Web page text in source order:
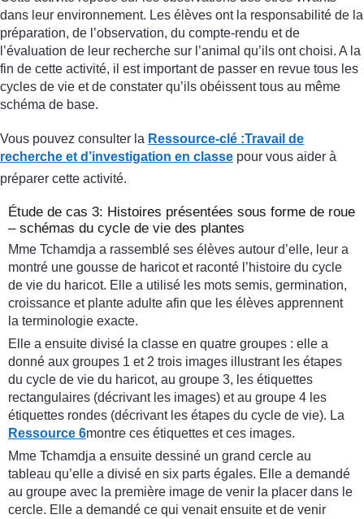
dans leur environnement. Les élèves ont la responsabilité de la
préparation, de l’observation, du compte-rendu et de
l’évaluation de leur recherche sur l’animal qu’ils ont choisi. A la
fin de cette activité, il est important de passer en revue tous les
cycles de vie et de constater qu’ils obéissent tous au même
schéma de base.
Vous pouvez consulter la Ressource-clé :Travail de
recherche et d’investigation en classe pour vous aider à
préparer cette activité.
Étude de cas 3: Histoires présentées sous forme de roue
– schémas du cycle de vie des plantes
Mme Tchamdja a rassemblé ses élèves autour d’elle, leur a
montré une gousse de haricot et raconté l’histoire du cycle
de vie du haricot. Elle a utilisé les mots semis, germination,
croissance et plante adulte afin que les élèves apprennent
la terminologie exacte.
Elle a ensuite divisé la classe en quatre groupes : elle a
donné aux groupes 1 et 2 trois images illustrant les étapes
du cycle de vie du haricot, au groupe 3, les étiquettes
rectangulaires (décrivant les images) et au groupe 4 les
étiquettes rondes (décrivant les étapes du cycle de vie). La
Ressource 6montre ces étiquettes et ces images.
Mme Tchamdja a ensuite dessiné un grand cercle au
tableau qu’elle a divisé en six parts égales. Elle a demandé
au groupe avec la première image de venir la placer dans le
cercle. Elle a demandé ce qui venait ensuite et de venir